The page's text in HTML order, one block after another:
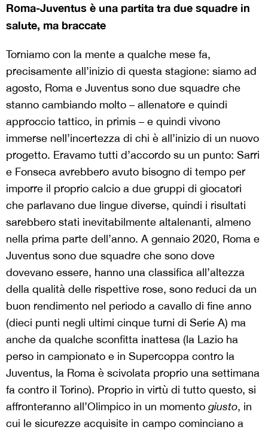
Roma-Juventus è una partita tra due squadre in
salute, ma braccate
Torniamo con la mente a qualche mese fa,
precisamente all’inizio di questa stagione: siamo ad
agosto, Roma e Juventus sono due squadre che
stanno cambiando molto – allenatore e quindi
approccio tattico, in primis – e quindi vivono
immerse nell’incertezza di chi è all’inizio di un nuovo
progetto. Eravamo tutti d’accordo su un punto: Sarri
e Fonseca avrebbero avuto bisogno di tempo per
imporre il proprio calcio a due gruppi di giocatori
che parlavano due lingue diverse, quindi i risultati
sarebbero stati inevitabilmente altalenanti, almeno
nella prima parte dell’anno. A gennaio 2020, Roma e
Juventus sono due squadre che sono dove
dovevano essere, hanno una classifica all’altezza
della qualità delle rispettive rose, sono reduci da un
buon rendimento nel periodo a cavallo di fine anno
(dieci punti negli ultimi cinque turni di Serie A) ma
anche da qualche sconfitta inattesa (la Lazio ha
perso in campionato e in Supercoppa contro la
Juventus, la Roma è scivolata proprio una settimana
fa contro il Torino). Proprio in virtù di tutto questo, si
affronteranno all’Olimpico in un momento giusto, in
cui le sicurezze acquisite in campo cominciano a